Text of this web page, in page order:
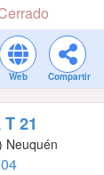
Web Compartir
21
Neuquén